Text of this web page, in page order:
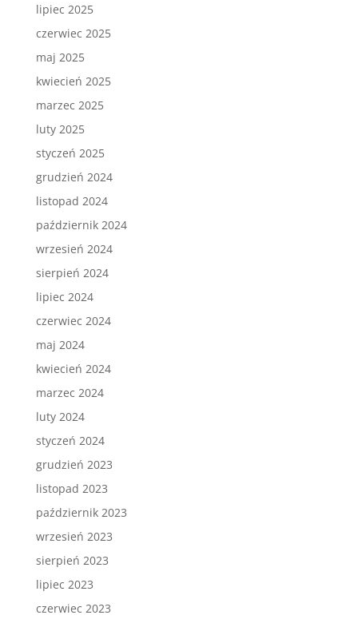
lipiec 2025
czerwiec 2025
maj 2025
kwiecień 2025
marzec 2025
luty 2025
styczeń 2025
grudzień 2024
listopad 2024
październik 2024
wrzesień 2024
sierpień 2024
lipiec 2024
czerwiec 2024
maj 2024
kwiecień 2024
marzec 2024
luty 2024
styczeń 2024
grudzień 2023
listopad 2023
październik 2023
wrzesień 2023
sierpień 2023
lipiec 2023
czerwiec 2023